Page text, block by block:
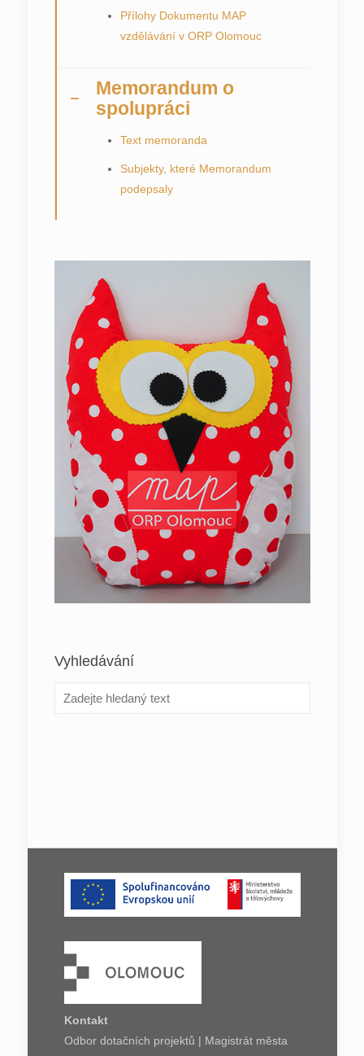
Přílohy Dokumentu MAP
vzdělávání v ORP Olomouc
Memorandum o
spolupráci
Text memoranda
Subjekty, které Memorandum
podepsaly
Vyhledávání
Kontakt
Odbor dotačních projektů | Magistrát města